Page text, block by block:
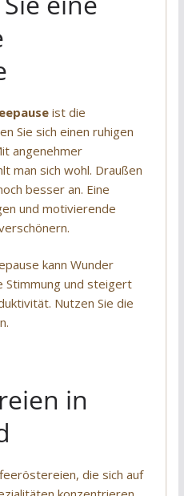
ist die
Sie sich einen ruhigen
angenehmer
man sich wohl. Draußen
besser an. Eine
und motivierende
kann Wunder
Stimmung und steigert
Nutzen Sie die
in
die sich auf